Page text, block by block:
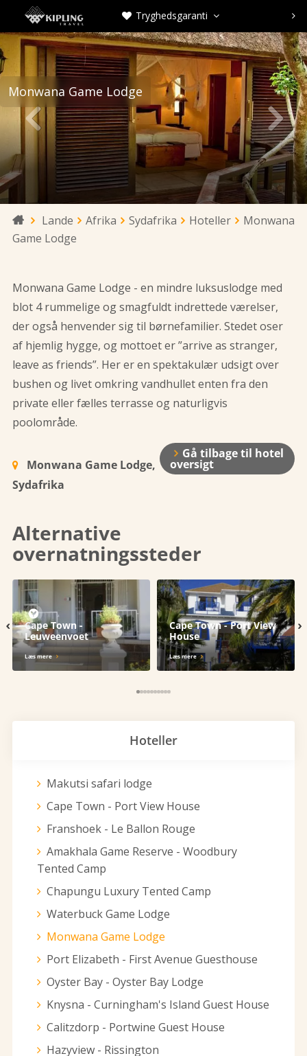
 Tryghedsgaranti  
Monwana Game Lodge
 
 Lande Afrika Sydafrika Hoteller
Monwana
Game Lodge
Monwana Game Lodge - en mindre luksuslodge med
blot 4 rummelige og smagfuldt indrettede værelser,
der også henvender sig til børnefamilier. Stedet oser
af hjemlig hygge, og mottoet er ”arrive as stranger,
leave as friends”. Her er en spektakulær udsigt over
bushen og livet omkring vandhullet enten fra den
private eller fælles terrasse og naturligvis
poolområde.
Monwana Game Lodge,
Sydafrika
Gå tilbage til hotel
oversigt
Alternative
overnatningssteder
Cape Town -
Leuweenvoet
Læs mere
Cape Town - Port View
House
Læs mere
‹ ›
Hoteller
Makutsi safari lodge
Cape Town - Port View House
Franshoek - Le Ballon Rouge
Amakhala Game Reserve - Woodbury
Tented Camp
Chapungu Luxury Tented Camp
Waterbuck Game Lodge
Monwana Game Lodge
Port Elizabeth - First Avenue Guesthouse
Oyster Bay - Oyster Bay Lodge
Knysna - Curningham's Island Guest House
Calitzdorp - Portwine Guest House
Hazyview - Rissington